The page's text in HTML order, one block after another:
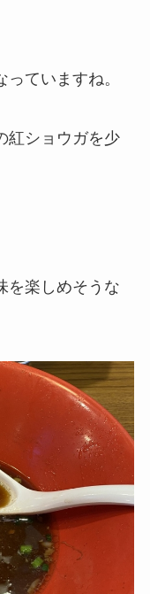
ていますね。
紅ショウガを少
を楽しめそうな